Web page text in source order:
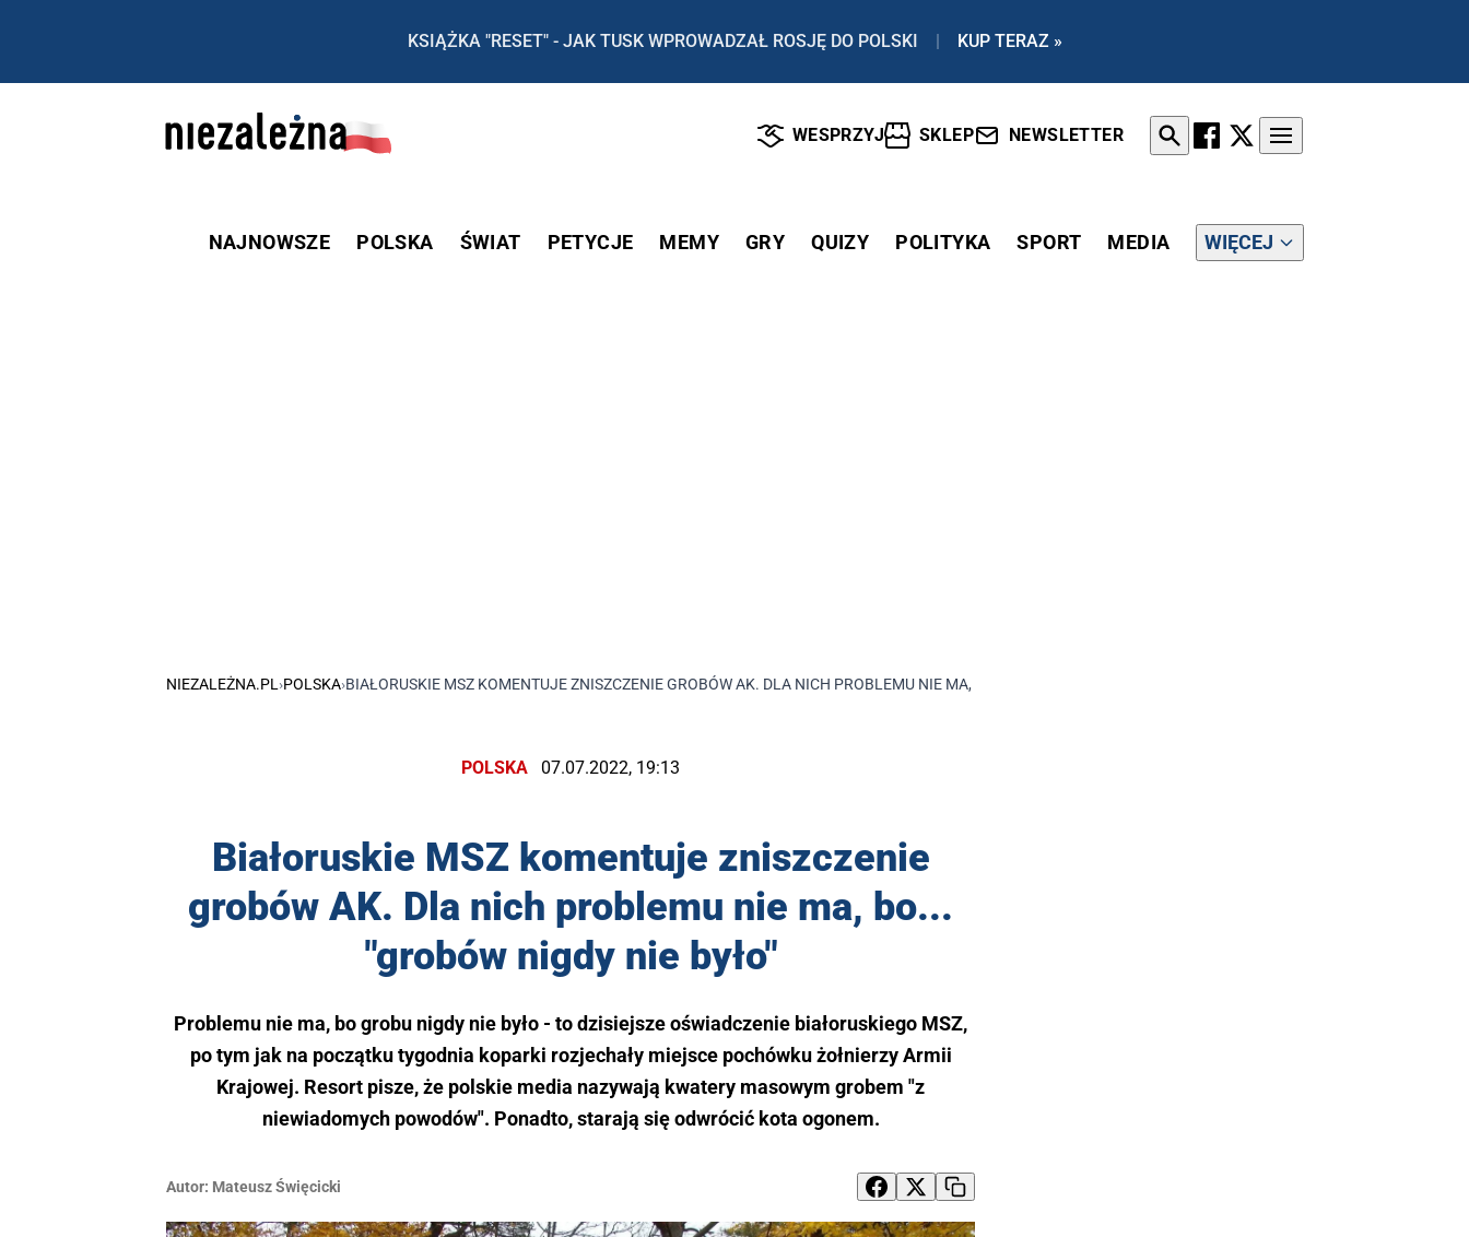
KSIĄŻKA "RESET" - JAK TUSK WPROWADZAŁ ROSJĘ DO POLSKI | KUP TERAZ »
WESPRZYJ SKLEP NEWSLETTER
NAJNOWSZE POLSKA ŚWIAT PETYCJE MEMY GRY QUIZY POLITYKA SPORT MEDIA WIĘCEJ
NIEZALEŻNA.PL ›POLSKA›BIAŁORUSKIE MSZ KOMENTUJE ZNISZCZENIE GROBÓW AK. DLA NICH PROBLEMU NIE MA, BO... "GROBÓW NIGDY NIE BYŁO"
POLSKA 07.07.2022, 19:13
Białoruskie MSZ komentuje zniszczenie
grobów AK. Dla nich problemu nie ma, bo...
"grobów nigdy nie było"
Problemu nie ma, bo grobu nigdy nie było - to dzisiejsze oświadczenie białoruskiego MSZ,
po tym jak na początku tygodnia koparki rozjechały miejsce pochówku żołnierzy Armii
Krajowej. Resort pisze, że polskie media nazywają kwatery masowym grobem "z
niewiadomych powodów". Ponadto, starają się odwrócić kota ogonem.
Autor: Mateusz Święcicki